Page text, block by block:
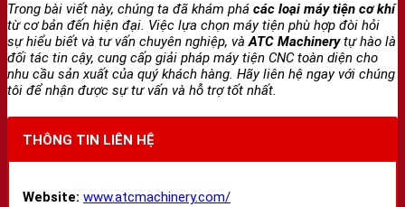
Trong bài viết này, chúng ta đã khám phá các loại máy tiện cơ khí
từ cơ bản đến hiện đại. Việc lựa chọn máy tiện phù hợp đòi hỏi
sự hiểu biết và tư vấn chuyên nghiệp, vàATC Machinerytự hào là
đối tác tin cậy, cung cấp giải pháp máy tiện CNC toàn diện cho
nhu cầu sản xuất của quý khách hàng. Hãy liên hệ ngay với chúng
tôi để nhận được sự tư vấn và hỗ trợ tốt nhất.
THÔNG TIN LIÊN HỆ
Website: www.atcmachinery.com/